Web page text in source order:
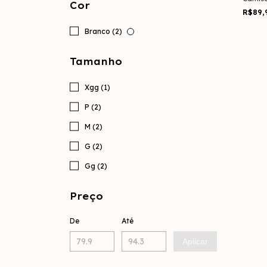
Cor
Branco (2)
Tamanho
Xgg (1)
P (2)
M (2)
G (2)
Gg (2)
Preço
De Até
Aplicar